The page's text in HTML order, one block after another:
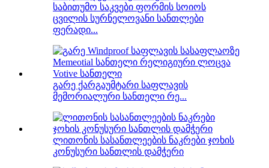
საბითუმო საკვები ფორმის სოიოს
ცვილის სურნელოვანი სანთლები
ფერადი...
გარე ქარგაუმტარი საფლავის
მემორიალური სანთელი რე...
ლითონის სასანთლეების ნაკრები ჯოხის
კონუსური სანთლის დამჭერი